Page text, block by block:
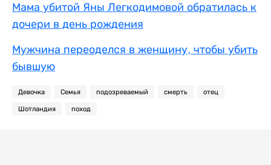
Мама убитой Яны Легкодимовой обратилась к
дочери в день рождения
Мужчина переоделся в женщину, чтобы убить
бывшую
Девочка Семья подозреваемый смерть отец
Шотландия поход